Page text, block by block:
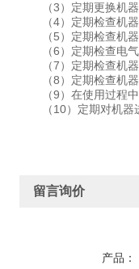
（3）定期更换机器
（4）定期检查机器
（5）定期检查机器
（6）定期检查电气
（7）定期检查机器
（8）定期检查机器
（9）在使用过程中
（10）定期对机器进
留言询价
产品：